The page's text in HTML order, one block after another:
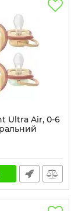
Ultra Air, 0-6